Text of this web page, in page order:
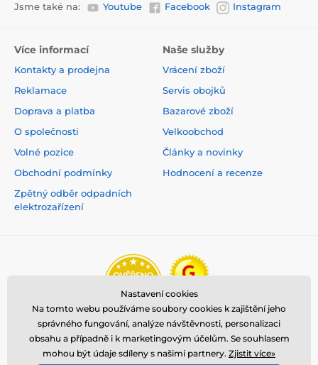
Jsme také na: Youtube Facebook Instagram
Více informací
Kontakty a prodejna
Reklamace
Doprava a platba
O společnosti
Volné pozice
Obchodní podmínky
Zpětný odběr odpadních
elektrozařízení
Naše služby
Vrácení zboží
Servis obojků
Bazarové zboží
Velkoobchod
Články a novinky
Hodnocení a recenze
Nastavení cookies
Na tomto webu používáme soubory cookies k zajištění jeho
správného fungování, analýze návštěvnosti, personalizaci
obsahu a případně i k marketingovým účelům. Se souhlasem
mohou být údaje sdíleny s našimi partnery. Zjistit více»